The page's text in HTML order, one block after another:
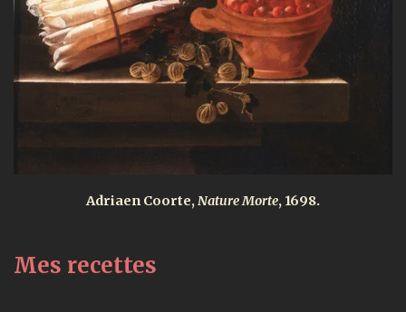
Adriaen Coorte, Nature Morte, 1698.
Mes recettes